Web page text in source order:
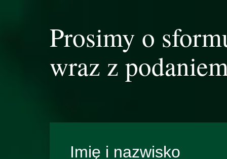
Prosimy o
wraz z